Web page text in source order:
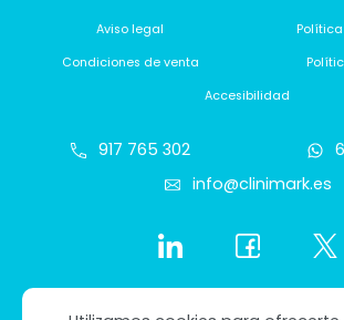
Aviso legal
Condiciones de venta
Accesibilidad
917 765 302
info@clinimark.es